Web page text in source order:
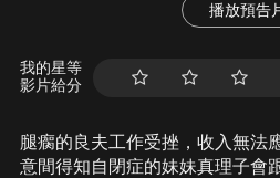
播放預告
我的星等
影片給分
腿瘸的良夫工作受挫，收入無法
意間得知自閉症的妹妹真理子會